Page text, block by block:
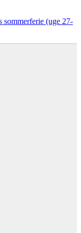
sommerferie (uge 27-